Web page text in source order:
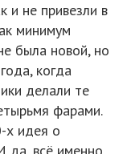
и не привезли в
минимум
была новой, но
когда
делали те
фарами.
х идея о